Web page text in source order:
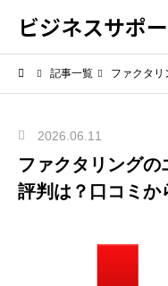
ビジネスサポ
記事一覧 ファクタリ
2026.06.11
ファクタリング
評判は？口コミか